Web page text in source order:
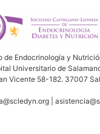
de Endocrinología y
Universitario de
Vicente 58-182. 37007
|